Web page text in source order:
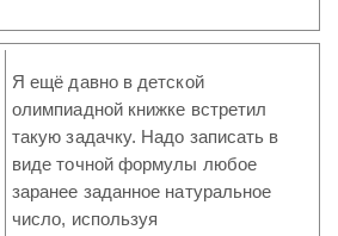
Я ещё давно в детской
олимпиадной книжке встретил
такую задачку. Надо записать в
виде точной формулы любое
заранее заданное натуральное
число, используя